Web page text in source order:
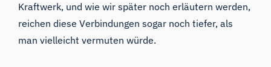
Kraftwerk, und wie wir später noch erläutern werden,
reichen diese Verbindungen sogar noch tiefer, als
man vielleicht vermuten würde.